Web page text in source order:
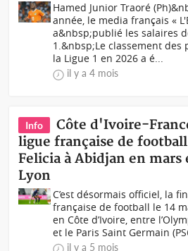
Hamed Junior Traoré
année, le media français «
a&nbsp;publié les salaires
1.&nbsp;Le classement des
la Ligue 1 en 2026 a é...
il y a 4 mois
Info
Côte d'Ivoire-
ligue française de
Felicia à Abidjan en mars
Lyon
C’est désormais officiel, la
française de football le 14
en Côte d’Ivoire, entre
et le Paris Saint Germain
il y a 5 mois